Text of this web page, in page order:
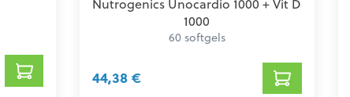
Nutrogenics Unocardio 1000 + Vit D
1000
60 softgels
44,38 €